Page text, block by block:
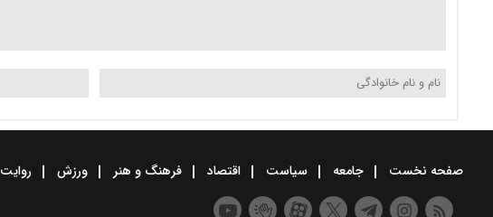
صفحه نخست جامعه سیاست اقتصاد فرهنگ و هنر ورزش روایت